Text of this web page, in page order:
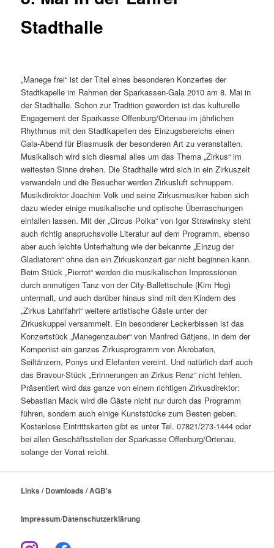
Stadthalle
„Manege frei“ ist der Titel eines besonderen Konzertes der
Stadtkapelle im Rahmen der Sparkassen-Gala 2010 am 8. Mai in
der Stadthalle. Schon zur Tradition geworden ist das kulturelle
Engagement der Sparkasse Offenburg/Ortenau im jährlichen
Rhythmus mit den Stadtkapellen des Einzugsbereichs einen
Gala-Abend für Blasmusik der besonderen Art zu veranstalten.
Musikalisch wird sich diesmal alles um das Thema „Zirkus“ im
weitesten Sinne drehen. Die Stadthalle wird sich in ein Zirkuszelt
verwandeln und die Besucher werden Zirkusluft schnuppern.
Musikdirektor Joachim Volk und seine Zirkusmusiker haben sich
dazu wieder einige musikalische und optische Überraschungen
einfallen lassen. Mit der „Circus Polka“ von Igor Strawinsky steht
auch richtig anspruchsvolle Literatur auf dem Programm, ebenso
aber auch leichte Unterhaltung wie der bekannte „Einzug der
Gladiatoren“ ohne den ein Zirkuskonzert gar nicht beginnen kann.
Beim Stück „Pierrot“ werden die musikalischen Impressionen
durch anmutigen Tanz von der City-Ballettschule (Kim Hog)
untermalt, und auch darüber hinaus sind mit den Kindern des
„Zirkus Lahrifahri“ weitere artistische Gäste unter der
Zirkuskuppel versammelt. Ein besonderer Leckerbissen ist das
Konzertstück „Manegenzauber“ von Manfred Gätjens, in dem der
Komponist ein ganzes Zirkusprogramm von Akrobaten,
Seiltänzern, Ponys und Elefanten vereint. Und natürlich darf auch
das Bravour-Stück „Erinnerungen an Zirkus Renz“ nicht fehlen.
Präsentiert wird das ganze von einem richtigen Zirkusdirektor:
Sebastian Mack wird die Gäste nicht nur durch das Programm
führen, sondern auch einige Kunststücke zum Besten geben.
Kostenlose Eintrittskarten gibt es unter Tel. 07821/273-1444 oder
bei allen Geschäftsstellen der Sparkasse Offenburg/Ortenau,
solange der Vorrat reicht.
Links / Downloads / AGB's
Impressum/Datenschutzerklärung